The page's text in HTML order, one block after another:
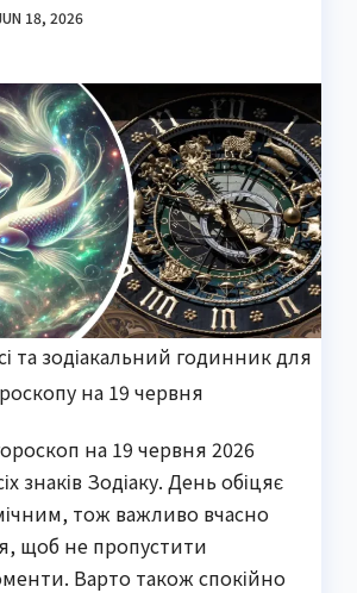
18, 2026
та зодіакальний годинник для
на 19 червня
на 19 червня 2026
знаків Зодіаку. День обіцяє
тож важливо вчасно
щоб не пропустити
Варто також спокійно